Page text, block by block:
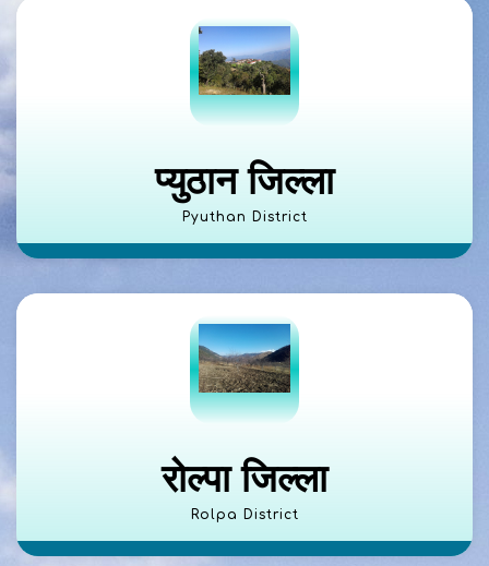
प्युठान जिल्ला
Pyuthan District
रोल्पा जिल्ला
Rolpa District